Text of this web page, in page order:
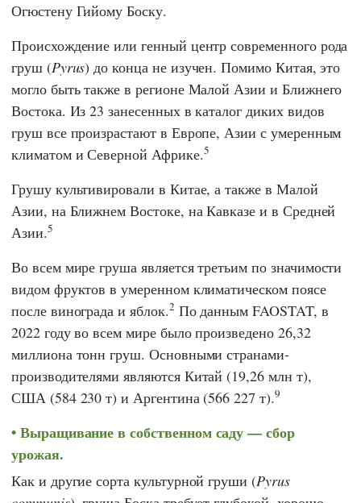
Огюстену Гийому Боску.
Происхождение или генный центр современного рода
груш (Pyrus) до конца не изучен. Помимо Китая, это
могло быть также в регионе Малой Азии и Ближнего
Востока. Из 23 занесенных в каталог диких видов
груш все произрастают в Европе, Азии с умеренным
климатом и Северной Африке.5
Грушу культивировали в Китае, а также в Малой
Азии, на Ближнем Востоке, на Кавказе и в Средней
Азии.5
Во всем мире груша является третьим по значимости
видом фруктов в умеренном климатическом поясе
после винограда и яблок.2 По даннымFAOSTAT, в
2022 году во всем мире было произведено 26,32
миллиона тонн груш. Основными странами-
производителями являются Китай (19,26 млн т),
США (584 230 т) и Аргентина (566 227 т).9
Выращивание в собственном саду — сбор
урожая.
Как и другие сорта культурной груши (Pyrus